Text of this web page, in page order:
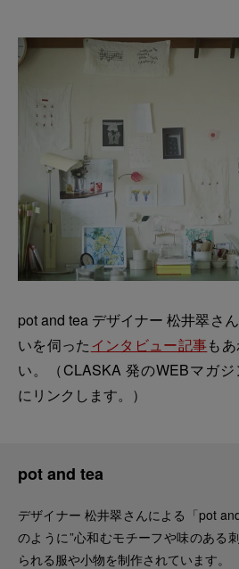
pot and tea デザイナー 松井翠さ
いを伺ったインタビュー記事も
い。（CLASKA 発のWEBマガジ
にリンクします。）
pot and tea
デザイナー 松井翠さんによる「pot
のように”心和むモチーフや味のある
られる服や小物を制作されています。